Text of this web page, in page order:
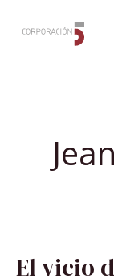
El vicio
EL
VICIO
DE